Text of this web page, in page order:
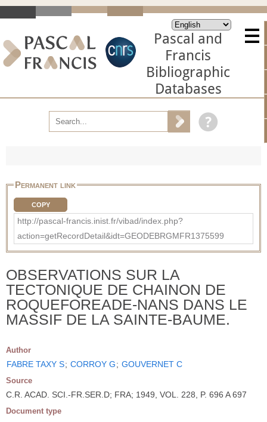
Pascal and
Francis
Bibliographic
Databases
Permanent link
COPY
http://pascal-francis.inist.fr/vibad/index.php?
action=getRecordDetail&idt=GEODEBRGMFR1375599
OBSERVATIONS SUR LA
TECTONIQUE DE CHAINON DE
ROQUEFOREADE-NANS DANS LE
MASSIF DE LA SAINTE-BAUME.
Author
FABRE TAXY S; CORROY G; GOUVERNET C
Source
C.R. ACAD. SCI.-FR.SER.D; FRA; 1949, VOL. 228, P. 696 A 697
Document type